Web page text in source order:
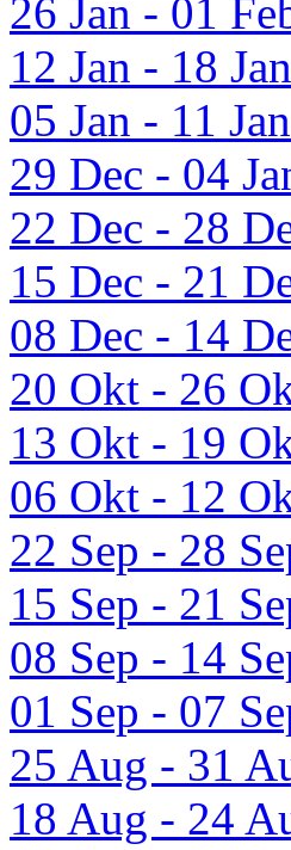
26 Jan - 01
12 Jan - 18
05 Jan - 11
29 Dec - 04
22 Dec - 28
15 Dec - 21
08 Dec - 14
20 Okt - 26
13 Okt - 19
06 Okt - 12
22 Sep - 28
15 Sep - 21
08 Sep - 14
01 Sep - 07
25 Aug - 31
18 Aug - 24